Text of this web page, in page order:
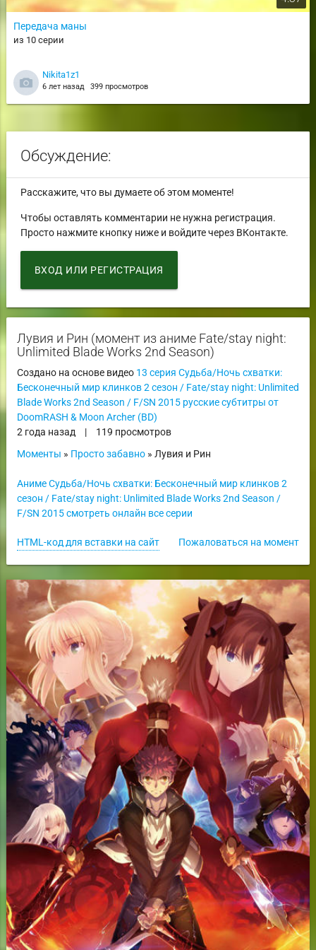
Передача маны
из 10 серии
Nikita1z1
6 лет назад 399 просмотров
Обсуждение:
Расскажите, что вы думаете об этом моменте!
Чтобы оставлять комментарии не нужна регистрация.
Просто нажмите кнопку ниже и войдите через ВКонтакте.
ВХОД ИЛИ РЕГИСТРАЦИЯ
Лувия и Рин (момент из аниме Fate/stay night:
Unlimited Blade Works 2nd Season)
Создано на основе видео 13 серия Судьба/Ночь схватки:
Бесконечный мир клинков 2 сезон / Fate/stay night: Unlimited
Blade Works 2nd Season / F/SN 2015 русские субтитры от
DoomRASH & Moon Archer (BD)
2 года назад
|
119 просмотров
Моменты » Просто забавно» Лувия и Рин
Аниме Судьба/Ночь схватки: Бесконечный мир клинков 2
сезон / Fate/stay night: Unlimited Blade Works 2nd Season /
F/SN 2015 смотреть онлайн все серии
Пожаловаться на момент
HTML-код для вставки на сайт